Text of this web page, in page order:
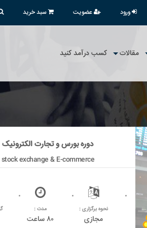
ورود عضویت سبد خرید
مقالات کسب درآمد کنید
دوره بورس و تجارت الکترونیک
stock exchange & E-commerce
نحوه برگزاری :
مجازی
مدت :
۸۰ ساعت